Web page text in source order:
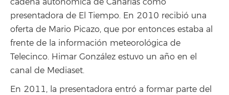
cadena autonómica de Canarias como
presentadora de El Tiempo. En 2010 recibió una
oferta de Mario Picazo, que por entonces estaba al
frente de la información meteorológica de
Telecinco. Himar González estuvo un año en el
canal de Mediaset.
En 2011, la presentadora entró a formar parte del